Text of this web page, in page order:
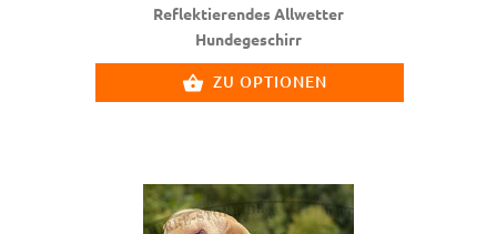
Reflektierendes Allwetter
Hundegeschirr
ZU OPTIONEN